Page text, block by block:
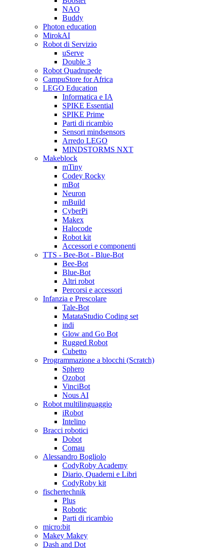
NAO
Buddy
Photon education
MirokAI
Robot di Servizio
uServe
Double 3
Robot Quadrupede
CampuStore for Africa
LEGO Education
Informatica e IA
SPIKE Essential
SPIKE Prime
Parti di ricambio
Sensori mindsensors
Arredo LEGO
MINDSTORMS NXT
Makeblock
mTiny
Codey Rocky
mBot
Neuron
mBuild
CyberPi
Makex
Halocode
Robot kit
Accessori e componenti
TTS - Bee-Bot - Blue-Bot
Bee-Bot
Blue-Bot
Altri robot
Percorsi e accessori
Infanzia e Prescolare
Tale-Bot
MatataStudio Coding set
indi
Glow and Go Bot
Rugged Robot
Cubetto
Programmazione a blocchi (Scratch)
Sphero
Ozobot
VinciBot
Nous AI
Robot multilinguaggio
iRobot
Intelino
Bracci robotici
Dobot
Comau
Alessandro Bogliolo
CodyRoby Academy
Diario, Quaderni e Libri
CodyRoby kit
fischertechnik
Plus
Robotic
Parti di ricambio
micro:bit
Makey Makey
Dash and Dot